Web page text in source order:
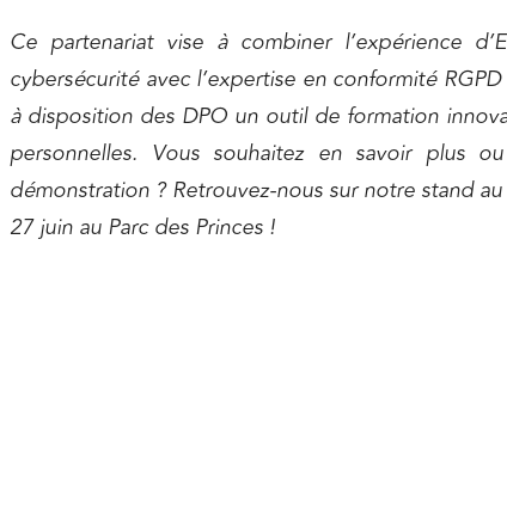
Ce partenariat vise à combiner l’expérience
cybersécurité avec l’expertise en conformité
à disposition des DPO un outil de formation
personnelles. Vous souhaitez en savoir plus
démonstration ? Retrouvez-nous sur notre stand au
27 juin au Parc des Princes !
Mobilité et transport
Droit du numérique, données et
conformité